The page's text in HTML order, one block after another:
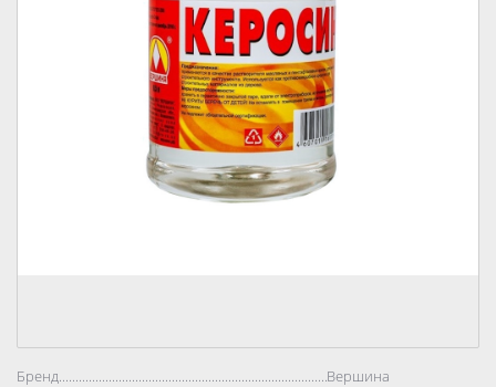
Бренд..................................................................................Вершина